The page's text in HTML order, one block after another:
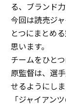
る、ブランド力
今回は読売ジ
とつにまとめ
思います。
チームをひと
原監督は、選
せるようにしま
「ジャイアン